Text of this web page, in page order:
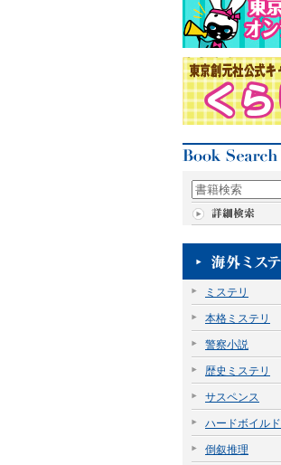
ミステリ
本格ミステリ
警察小説
歴史ミステリ
サスペンス
ハードボイルド
倒叙推理